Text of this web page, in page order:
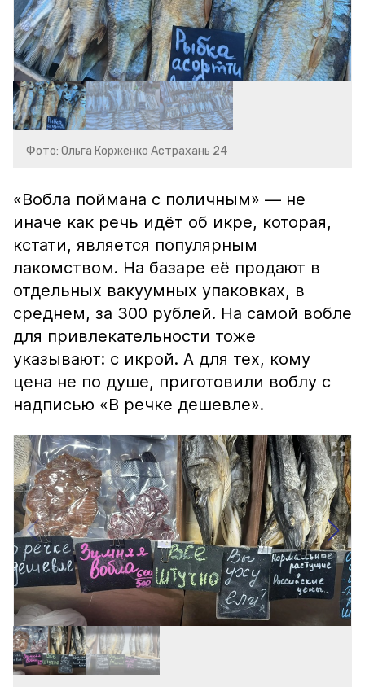
Фото: Ольга Корженко Астрахань 24
«Вобла поймана с поличным» — не
иначе как речь идёт об икре, которая,
кстати, является популярным
лакомством. На базаре её продают в
отдельных вакуумных упаковках, в
среднем, за 300 рублей. На самой вобле
для привлекательности тоже
указывают: с икрой. А для тех, кому
цена не по душе, приготовили воблу с
надписью «В речке дешевле».